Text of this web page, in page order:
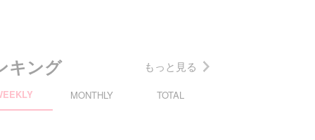
キング もっと見る
MONTHLY TOTAL